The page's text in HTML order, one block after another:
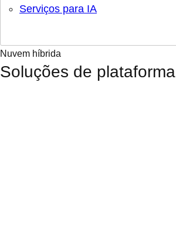
Serviços para IA
Nuvem híbrida
Soluções de plataforma